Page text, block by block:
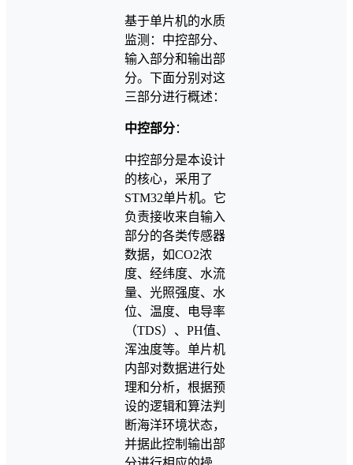
基于单片机的水质
监测：中控部分、
输入部分和输出部
分。下面分别对这
三部分进行概述：
中控部分：
中控部分是本设计
的核心，采用了
STM32单片机。它
负责接收来自输入
部分的各类传感器
数据，如CO2浓
度、经纬度、水流
量、光照强度、水
位、温度、电导率
（TDS）、PH值、
浑浊度等。单片机
内部对数据进行处
理和分析，根据预
设的逻辑和算法判
断海洋环境状态，
并据此控制输出部